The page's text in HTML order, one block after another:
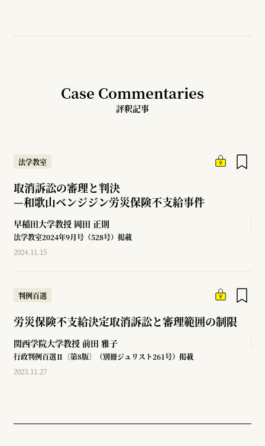
Case Commentaries
評釈記事
法学教室
取消訴訟の審理と判決
—和歌山ベンジジン労災保険不支給事件
早稲田大学教授 岡田 正則
法学教室2024年9月号（528号）掲載
2024.11.15
判例百選
労災保険不支給決定取消訴訟と審理範囲の制限
関西学院大学教授 前田 雅子
行政判例百選Ⅱ〔第8版〕（別冊ジュリスト261号）掲載
2023.11.27